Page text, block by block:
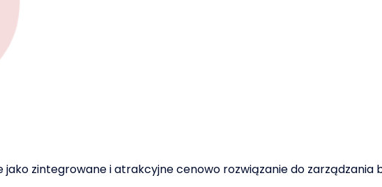
jako zintegrowane i atrakcyjne cenowo rozwiązanie do zarządzania